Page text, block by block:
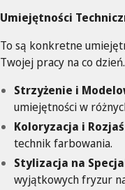
Umiejętności
To są konkretne
Twojej pracy na co
Strzyżenie i
umiejętności w
Koloryzacja i
technik farbowania.
Stylizacja na
wyjątkowych fryzur